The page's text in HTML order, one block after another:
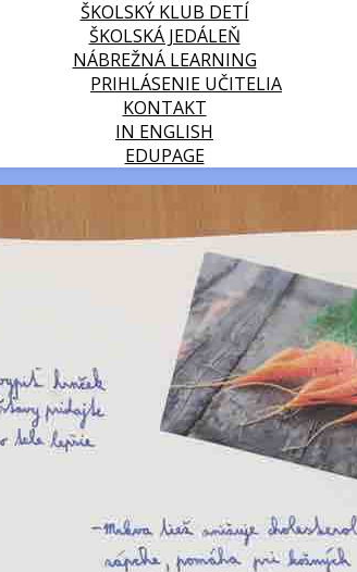
ŠKOLSKÝ KLUB DETÍ
ŠKOLSKÁ JEDÁLEŇ
NÁBREŽNÁ LEARNING
PRIHLÁSENIE UČITELIA
KONTAKT
IN ENGLISH
EDUPAGE